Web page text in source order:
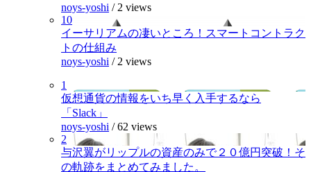
noys-yoshi / 2 views
10
イーサリアムの凄いところ！スマートコントラク
トの仕組み
noys-yoshi / 2 views
1
仮想通貨の情報をいち早く入手するなら
「Slack」
noys-yoshi /62 views
2
与沢翼がリップルの資産のみで２０億円突破！そ
の軌跡をまとめてみました。